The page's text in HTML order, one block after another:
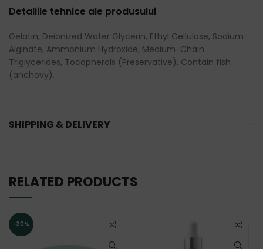
Detaliile tehnice ale produsului
Gelatin, Deionized Water Glycerin, Ethyl Cellulose, Sodium
Alginate, Ammonium Hydroxide, Medium-Chain
Triglycerides, Tocopherols (Preservative). Contain fish
(anchovy).
SHIPPING & DELIVERY
RELATED PRODUCTS
-30%